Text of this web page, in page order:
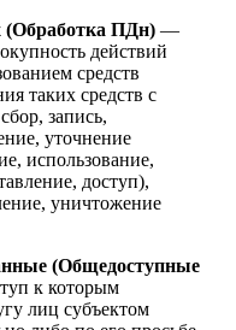
(Обработка ПДн) —
действий
средств
таких средств с
запись,
уточнение
использование,
доступ),
уничтожение
(Общедоступные
к которым
лиц субъектом